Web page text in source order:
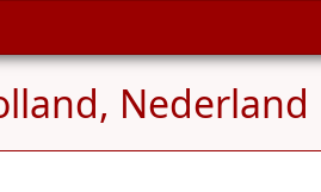
Nederland